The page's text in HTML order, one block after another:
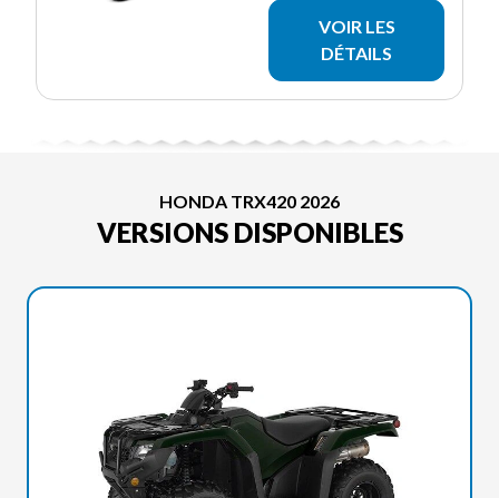
VOIR LES
DÉTAILS
HONDA TRX420 2026
VERSIONS DISPONIBLES